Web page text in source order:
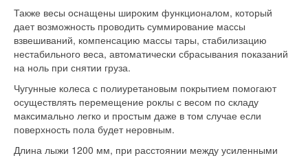
Также весы оснащены широким функционалом, который
дает возможность проводить суммирование массы
взвешиваний, компенсацию массы тары, стабилизацию
нестабильного веса, автоматически сбрасывания показаний
на ноль при снятии груза.
Чугунные колеса с полиуретановым покрытием помогают
осуществлять перемещение роклы с весом по складу
максимально легко и простым даже в том случае если
поверхность пола будет неровным.
Длина лыжи 1200 мм, при расстоянии между усиленными